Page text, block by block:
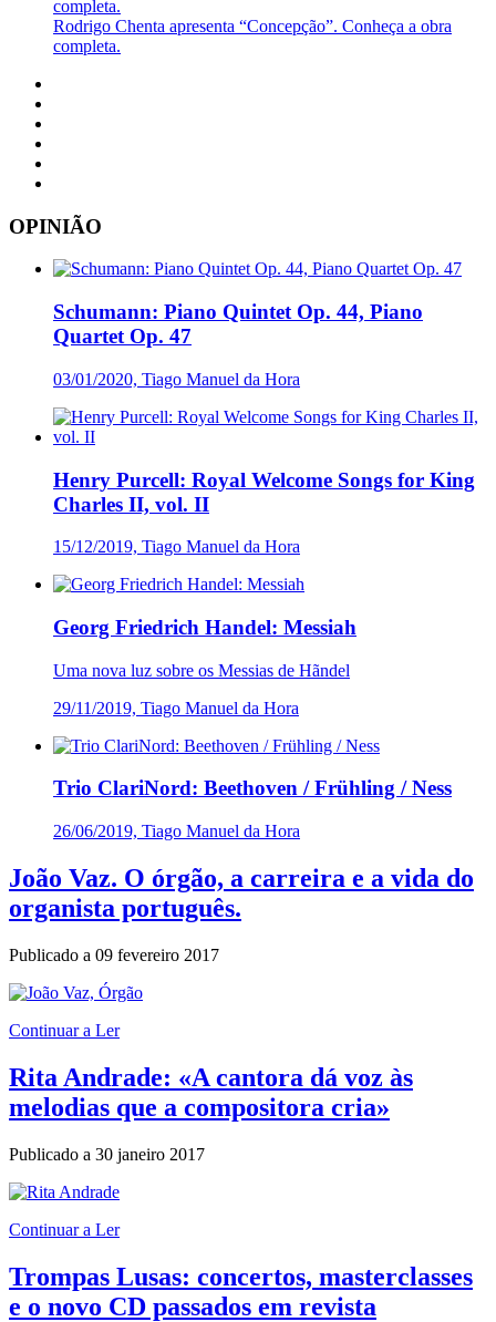
completa.
Rodrigo Chenta apresenta “Concepção”. Conheça a obra
completa.
OPINIÃO
Schumann: Piano Quintet Op. 44, Piano
Quartet Op. 47
03/01/2020, Tiago Manuel da Hora
Henry Purcell: Royal Welcome Songs for King
Charles II, vol. II
15/12/2019, Tiago Manuel da Hora
Georg Friedrich Handel: Messiah
Uma nova luz sobre os Messias de Hãndel
29/11/2019, Tiago Manuel da Hora
Trio ClariNord: Beethoven / Frühling / Ness
26/06/2019, Tiago Manuel da Hora
João Vaz. O órgão, a carreira e a vida do
organista português.
Publicado a 09 fevereiro 2017
Continuar a Ler
Rita Andrade: «A cantora dá voz às
melodias que a compositora cria»
Publicado a 30 janeiro 2017
Continuar a Ler
Trompas Lusas: concertos, masterclasses
e o novo CD passados em revista